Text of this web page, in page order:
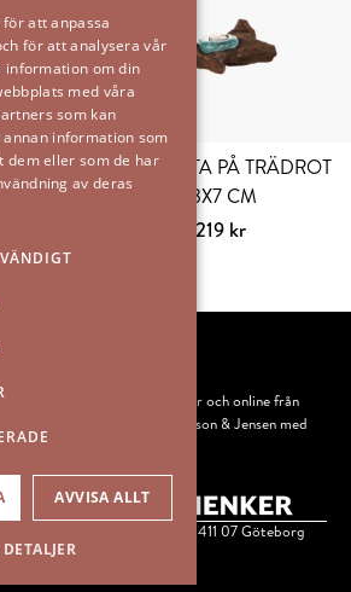
varianter.
De
olika
väljas
på
produktsidan
8x8cm
GLASLYKTA PÅ TRÄDROT
13X7 CM
219 kr
och design i butiker och online från
som Mateus, Ernst, Bruka, Olsson & Jensen med
2026 | Drottninggatan 40-44, 411 07 Göteborg
att anpassa
för att analysera vår
information om din
med våra
som kan
information som
dem eller som de har
av deras
AVVISA ALLT